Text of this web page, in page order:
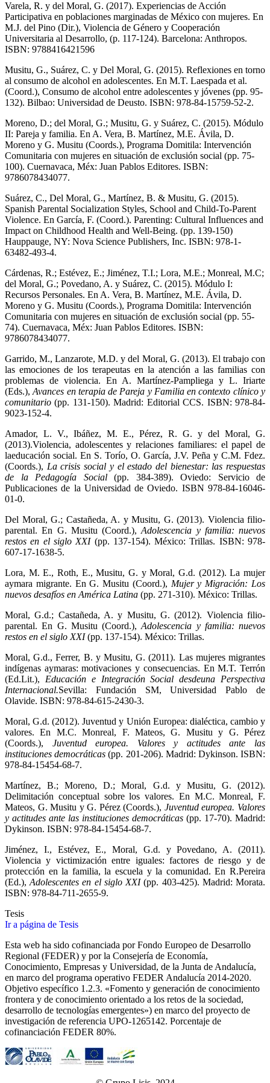
Varela, R. y del Moral, G. (2017). Experiencias de Acción
Participativa en poblaciones marginadas de México con mujeres. En
M.J. del Pino (Dir.), Violencia de Género y Cooperación
Universitaria al Desarrollo, (p. 117-124). Barcelona: Anthropos.
ISBN: 9788416421596
Musitu, G., Suárez, C. y Del Moral, G. (2015). Reflexiones en torno
al consumo de alcohol en adolescentes. En M.T. Laespada et al.
(Coord.), Consumo de alcohol entre adolescentes y jóvenes (pp. 95-
132). Bilbao: Universidad de Deusto. ISBN: 978-84-15759-52-2.
Moreno, D.; del Moral, G.; Musitu, G. y Suárez, C. (2015). Módulo
II: Pareja y familia. En A. Vera, B. Martínez, M.E. Ávila, D.
Moreno y G. Musitu (Coords.), Programa Domitila: Intervención
Comunitaria con mujeres en situación de exclusión social (pp. 75-
100). Cuernavaca, Méx: Juan Pablos Editores. ISBN:
9786078434077.
Suárez, C., Del Moral, G., Martínez, B. & Musitu, G. (2015).
Spanish Parental Socialization Styles, School and Child-To-Parent
Violence. En García, F. (Coord.). Parenting: Cultural Influences and
Impact on Childhood Health and Well-Being. (pp. 139-150)
Hauppauge, NY: Nova Science Publishers, Inc. ISBN: 978-1-
63482-493-4.
Cárdenas, R.; Estévez, E.; Jiménez, T.I.; Lora, M.E.; Monreal, M.C;
del Moral, G.; Povedano, A. y Suárez, C. (2015). Módulo I:
Recursos Personales. En A. Vera, B. Martínez, M.E. Ávila, D.
Moreno y G. Musitu (Coords.), Programa Domitila: Intervención
Comunitaria con mujeres en situación de exclusión social (pp. 55-
74). Cuernavaca, Méx: Juan Pablos Editores. ISBN:
9786078434077.
Garrido, M., Lanzarote, M.D. y del Moral, G. (2013). El trabajo con
las emociones de los terapeutas en la atención a las familias con
problemas de violencia. En A. Martínez-Pampliega y L. Iriarte
(Eds.), Avances en terapia de Pareja y Familia en contexto clínico y
comunitario (pp. 131-150). Madrid: Editorial CCS. ISBN: 978-84-
9023-152-4.
Amador, L. V., Ibáñez, M. E., Pérez, R. G. y del Moral, G.
(2013).Violencia, adolescentes y relaciones familiares: el papel de
laeducación social. En S. Torío, O. García, J.V. Peña y C.M. Fdez.
(Coords.), La crisis social y el estado del bienestar: las respuestas
de la Pedagogía Social(pp. 384-389). Oviedo: Servicio de
Publicaciones de la Universidad de Oviedo. ISBN 978-84-16046-
01-0.
Del Moral, G.; Castañeda, A. y Musitu, G. (2013). Violencia filio-
parental. En G. Musitu (Coord.), Adolescencia y familia: nuevos
restos en el siglo XXI (pp. 137-154). México: Trillas. ISBN: 978-
607-17-1638-5.
Lora, M. E., Roth, E., Musitu, G. y Moral, G.d. (2012). La mujer
aymara migrante. En G. Musitu (Coord.), Mujer y Migración: Los
nuevos desafíos en América Latina (pp. 271-310). México: Trillas.
Moral, G.d.; Castañeda, A. y Musitu, G. (2012). Violencia filio-
parental. En G. Musitu (Coord.),Adolescencia y familia: nuevos
restos en el siglo XXI(pp. 137-154). México: Trillas.
Moral, G.d., Ferrer, B. y Musitu, G. (2011). Las mujeres migrantes
indígenas aymaras: motivaciones y consecuencias. En M.T. Terrón
(Ed.Lit.), Educación e Integración Social desdeuna Perspectiva
Internacional.Sevilla: Fundación SM, Universidad Pablo de
Olavide. ISBN: 978-84-615-2430-3.
Moral, G.d. (2012). Juventud y Unión Europea: dialéctica, cambio y
valores. En M.C. Monreal, F. Mateos, G. Musitu y G. Pérez
(Coords.), Juventud europea. Valores y actitudes ante las
instituciones democráticas (pp. 201-206). Madrid: Dykinson. ISBN:
978-84-15454-68-7.
Martínez, B.; Moreno, D.; Moral, G.d. y Musitu, G. (2012).
Delimitación conceptual sobre los valores. En M.C. Monreal, F.
Mateos, G. Musitu y G. Pérez (Coords.), Juventud europea. Valores
y actitudes ante las instituciones democráticas (pp. 17-70). Madrid:
Dykinson. ISBN: 978-84-15454-68-7.
Jiménez, I., Estévez, E., Moral, G.d. y Povedano, A. (2011).
Violencia y victimización entre iguales: factores de riesgo y de
protección en la familia, la escuela y la comunidad. En R.Pereira
(Ed.),Adolescentes en el siglo XXI(pp. 403-425). Madrid: Morata.
ISBN: 978-84-711-2655-9.
Tesis
Ir a página de Tesis
Esta web ha sido cofinanciada por Fondo Europeo de Desarrollo
Regional (FEDER) y por la Consejería de Economía,
Conocimiento, Empresas y Universidad, de la Junta de Andalucía,
en marco del programa operativo FEDER Andalucía 2014-2020.
Objetivo específico 1.2.3. «Fomento y generación de conocimiento
frontera y de conocimiento orientado a los retos de la sociedad,
desarrollo de tecnologías emergentes») en marco del proyecto de
investigación de referencia UPO‐1265142. Porcentaje de
cofinanciación FEDER 80%.